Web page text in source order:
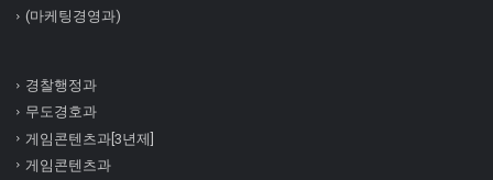
(마케팅경영과)
경찰행정과
무도경호과
게임콘텐츠과[3년제]
게임콘텐츠과